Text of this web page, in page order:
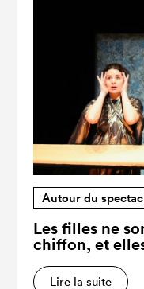
Autour du
Les filles ne
chiffon, et
Lire la suite